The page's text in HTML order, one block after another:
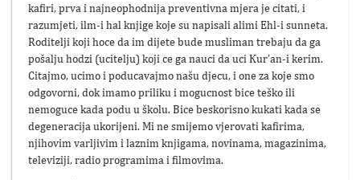
kafiri, prva i najneophodnija preventivna mjera je citati, i
razumjeti, ilm-i hal knjige koje su napisali alimi Ehl-i sunneta.
Roditelji koji hoce da im dijete bude musliman trebaju da ga
pošalju hodzi (ucitelju) koji ce ga nauci da uci Kur’an-i kerim.
Citajmo, ucimo i poducavajmo našu djecu, i one za koje smo
odgovorni, dok imamo priliku i mogucnost bice teško ili
nemoguce kada podu u školu. Bice beskorisno kukati kada se
degeneracija ukorijeni. Mi ne smijemo vjerovati kafirima,
njihovim varljivim i laznim knjigama, novinama, magazinima,
televiziji, radio programima i filmovima.